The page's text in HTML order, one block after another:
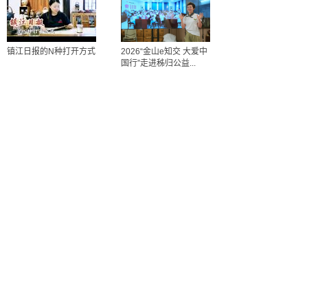
镇江日报的N种打开方式
2026“金山e知交 大爱中
国行”走进秭归公益...